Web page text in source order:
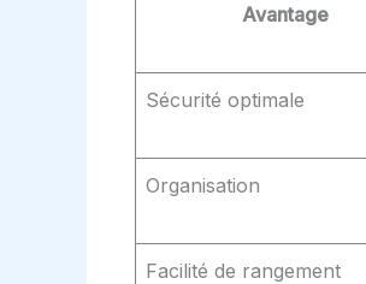
Avantage
Sécurité optimale
Organisation
Facilité de rangement